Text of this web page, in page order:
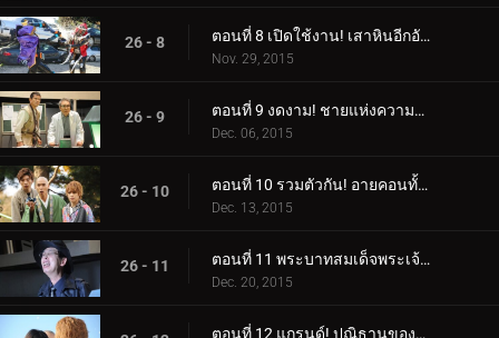
26 - 8 ตอนที่ 8 เปิดใช้งาน! เสาหินอีกอัน!
Nov. 29, 2015
26 - 9 ตอนที่ 9 งดงาม! ชายแห่งความจงรักภักดี!
Dec. 06, 2015
26 - 10 ตอนที่ 10 รวมตัวกัน! อายคอนทั้ง 15!
Dec. 13, 2015
26 - 11 ตอนที่ 11 พระบาทสมเด็จพระเจ้าอยู่หัว! ดวงตาลึกลับ!
Dec. 20, 2015
ตอนที่ 12 แกรนด์! ปณิธานของลูกผู้ชาย!